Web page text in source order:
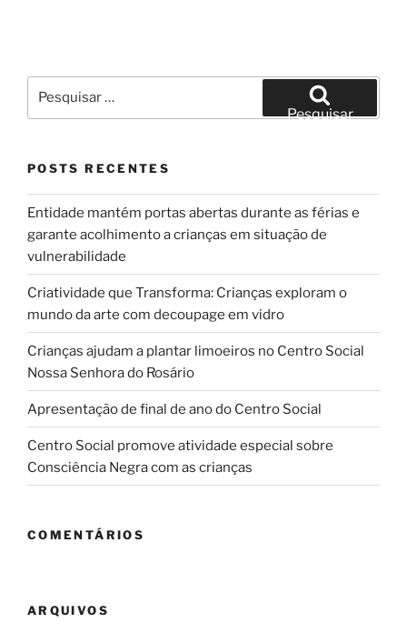
por:
Pesquisar
POSTS RECENTES
Entidade mantém portas abertas durante as férias e
garante acolhimento a crianças em situação de
vulnerabilidade
Criatividade que Transforma: Crianças exploram o
mundo da arte com decoupage em vidro
Crianças ajudam a plantar limoeiros no Centro Social
Nossa Senhora do Rosário
Apresentação de final de ano do Centro Social
Centro Social promove atividade especial sobre
Consciência Negra com as crianças
COMENTÁRIOS
ARQUIVOS